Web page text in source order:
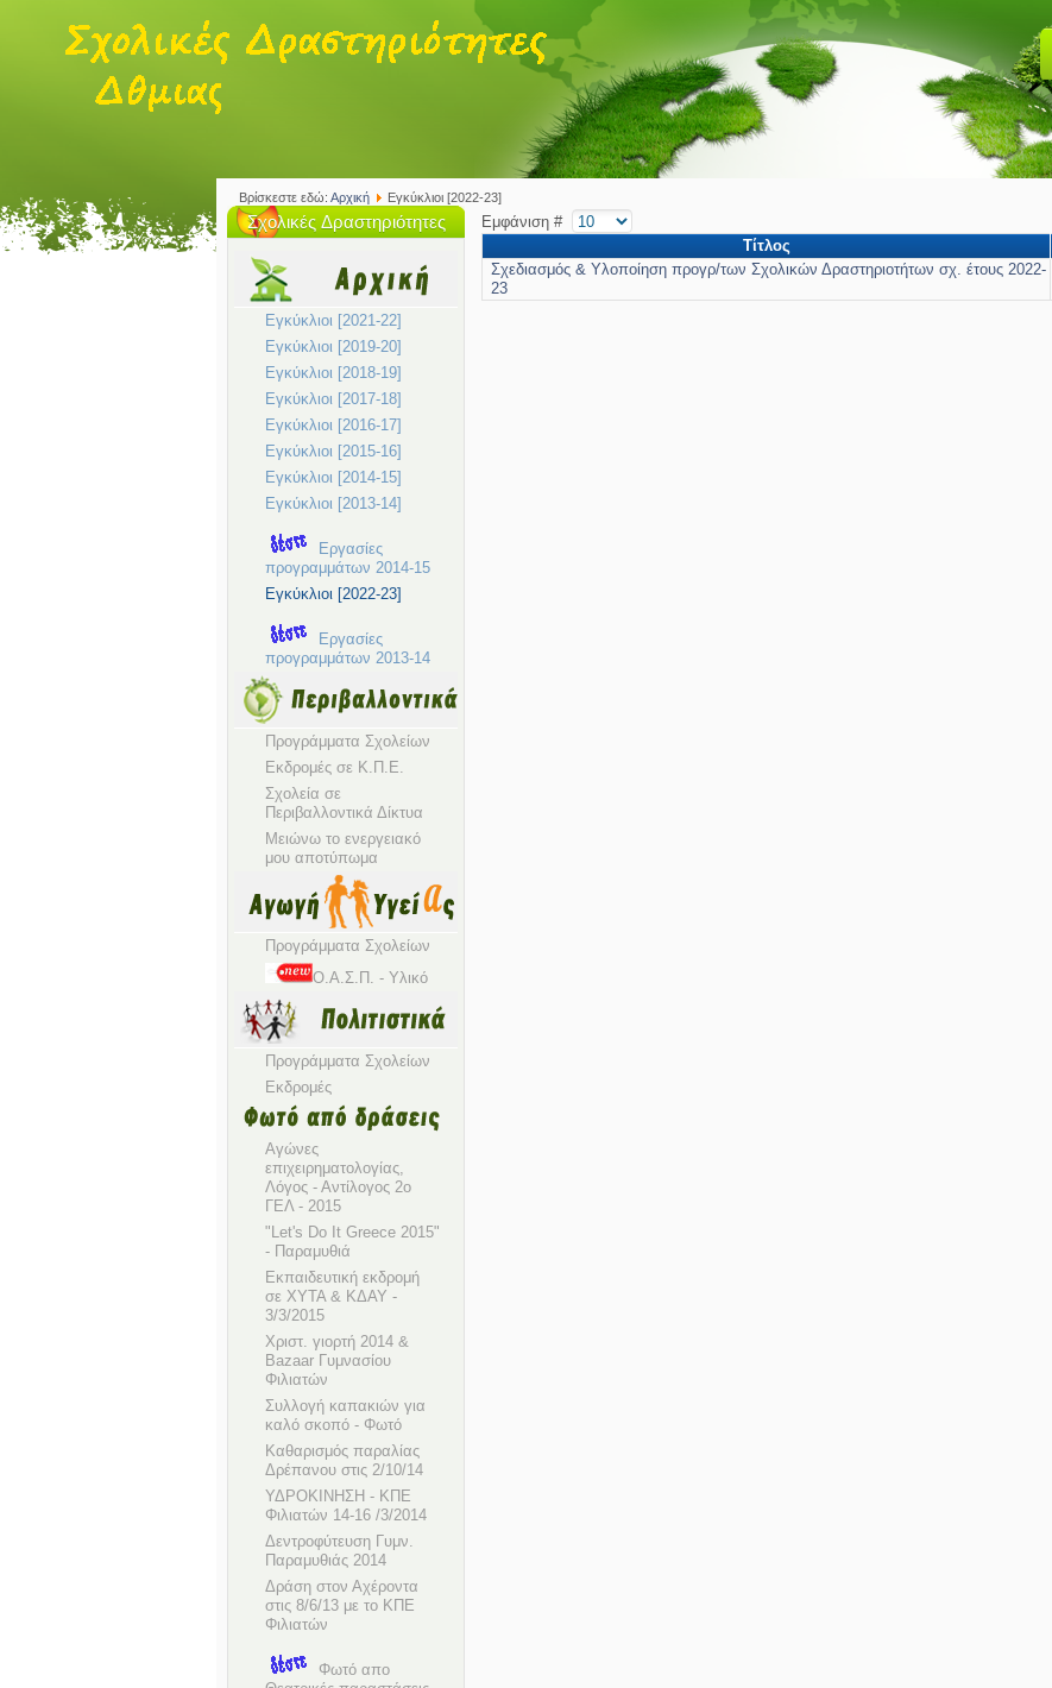
Βρίσκεστε εδώ: Αρχική Εγκύκλιοι [2022-23]
Σχολικές Δραστηριότητες
Εγκύκλιοι [2021-22]
Εγκύκλιοι [2019-20]
Εγκύκλιοι [2018-19]
Εγκύκλιοι [2017-18]
Εγκύκλιοι [2016-17]
Εγκύκλιοι [2015-16]
Εγκύκλιοι [2014-15]
Εγκύκλιοι [2013-14]
Εργασίες
προγραμμάτων 2014-15
Εγκύκλιοι [2022-23]
Εργασίες
προγραμμάτων 2013-14
Προγράμματα Σχολείων
Εκδρομές σε Κ.Π.Ε.
Σχολεία σε
Περιβαλλοντικά Δίκτυα
Μειώνω το ενεργειακό
μου αποτύπωμα
Προγράμματα Σχολείων
Ο.Α.Σ.Π. - Υλικό
Προγράμματα Σχολείων
Εκδρομές
Αγώνες
επιχειρηματολογίας,
Λόγος - Αντίλογος 2ο
ΓΕΛ - 2015
"Let's Do It Greece 2015"
- Παραμυθιά
Εκπαιδευτική εκδρομή
σε ΧΥΤΑ & ΚΔΑΥ -
3/3/2015
Χριστ. γιορτή 2014 &
Bazaar Γυμνασίου
Φιλιατών
Συλλογή καπακιών για
καλό σκοπό - Φωτό
Καθαρισμός παραλίας
Δρέπανου στις 2/10/14
ΥΔΡΟΚΙΝΗΣΗ - ΚΠΕ
Φιλιατών 14-16 /3/2014
Δεντροφύτευση Γυμν.
Παραμυθιάς 2014
Δράση στον Αχέροντα
στις 8/6/13 με το ΚΠΕ
Φιλιατών
Φωτό απο
Εμφάνιση #
Τίτλος
Σχεδιασμός & Υλοποίηση προγρ/των Σχολικών Δραστηριοτήτων σχ. έτους 2022-
23